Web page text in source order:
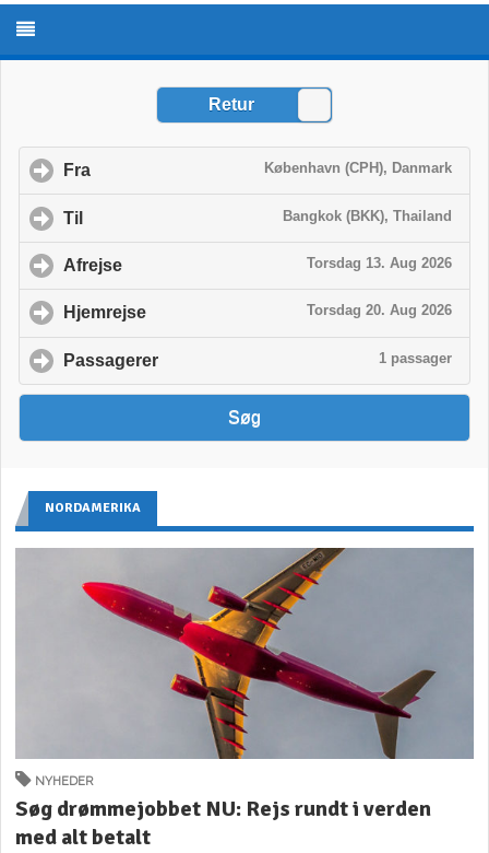
NORDAMERIKA
NYHEDER
Søg drømmejobbet NU: Rejs rundt i verden
med alt betalt